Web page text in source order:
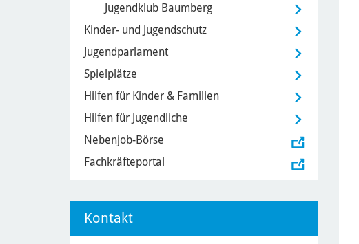
Jugendklub Baumberg
Kinder- und Jugendschutz
Jugendparlament
Spielplätze
Hilfen für Kinder & Familien
Hilfen für Jugendliche
Nebenjob-Börse
Fachkräfteportal
Kontakt